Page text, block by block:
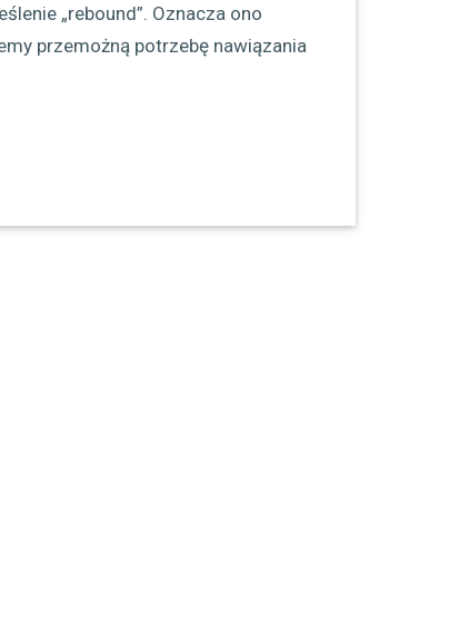
„rebound”. Oznacza ono
przemożną potrzebę nawiązania